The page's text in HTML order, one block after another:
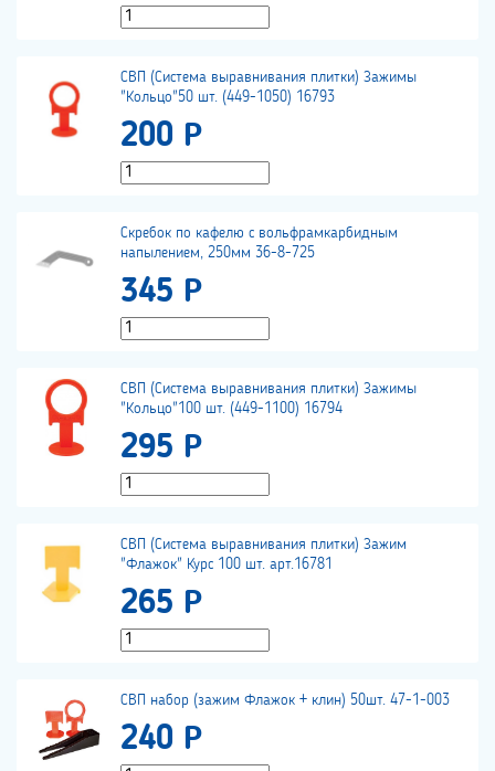
СВП (Система выравнивания плитки) Зажимы
"Кольцо"50 шт. (449-1050) 16793
200 Р
Скребок по кафелю с вольфрамкарбидным
напылением, 250мм 36-8-725
345 Р
СВП (Система выравнивания плитки) Зажимы
"Кольцо"100 шт. (449-1100) 16794
295 Р
СВП (Система выравнивания плитки) Зажим
"Флажок" Курс 100 шт. арт.16781
265 Р
СВП набор (зажим Флажок + клин) 50шт. 47-1-003
240 Р